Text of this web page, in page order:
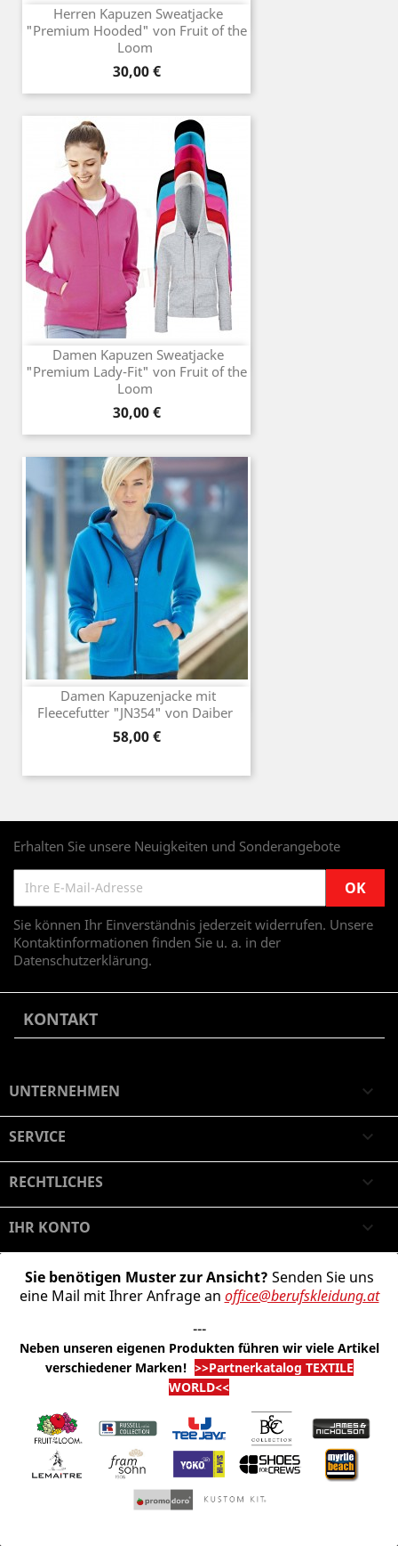
Herren Kapuzen Sweatjacke
"Premium Hooded" von Fruit of the
Loom
Preis
30,00 €
Damen Kapuzen Sweatjacke
"Premium Lady-Fit" von Fruit of the
Loom
Preis
30,00 €
Damen Kapuzenjacke mit
Fleecefutter "JN354" von Daiber
Preis
58,00 €
Erhalten Sie unsere Neuigkeiten und Sonderangebote
Sie können Ihr Einverständnis jederzeit widerrufen. Unsere
Kontaktinformationen finden Sie u. a. in der
Datenschutzerklärung.
KONTAKT
UNTERNEHMEN 
SERVICE 
RECHTLICHES 
IHR KONTO 
Sie benötigen Muster zur Ansicht? Senden Sie uns
eine Mail mit Ihrer Anfrage an office@berufskleidung.at
---
Neben unseren eigenen Produkten führen wir viele Artikel
verschiedener Marken! >>Partnerkatalog TEXTILE
WORLD<<